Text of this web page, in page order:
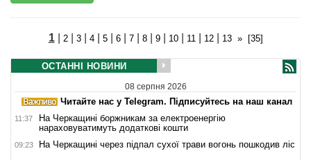
1| 2| 3| 4| 5| 6| 7| 8| 9| 10| 11 12| 13 » [35]
ОСТАННІ НОВИНИ
08 серпня 2026
Читайте нас у Telegram. Підписуйтесь на наш канал
11:37
На Черкащині боржникам за електроенергію
нараховуватимуть додаткові кошти
09:23 На Черкащині через підпал сухої трави вогонь пошкодив ліс